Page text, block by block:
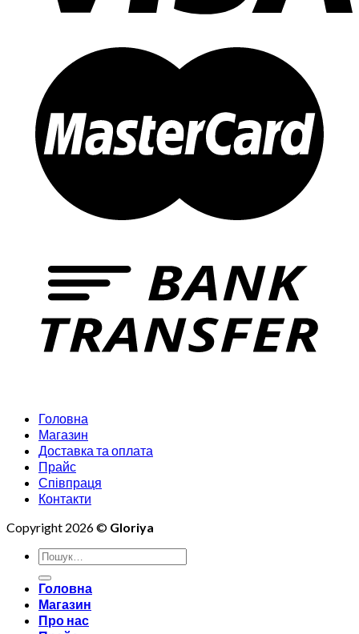
Головна
Магазин
Доставка та оплата
Прайс
Співпраця
Контакти
Copyright 2026 © Gloriya
Шукати:
Головна
Магазин
Про нас